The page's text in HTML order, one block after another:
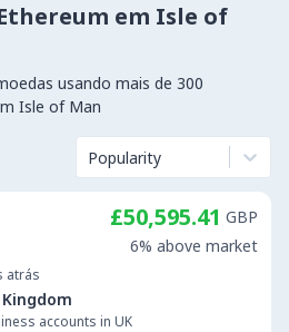
em Isle of
usando mais de 300
Isle of Man
Popularity
atrás
accounts in UK
£50,595.41 GBP
6% above market